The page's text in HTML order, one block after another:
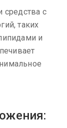
средства с
таких
и